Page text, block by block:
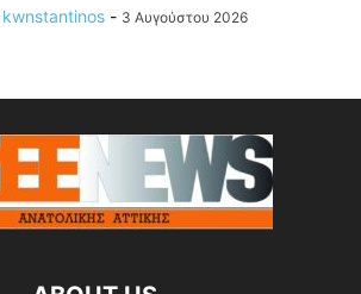
kwnstantinos - 3 Αυγούστου 2026